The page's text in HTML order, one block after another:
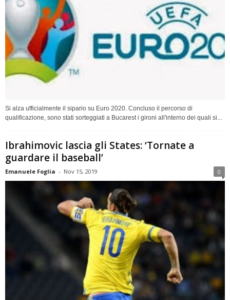
Si alza ufficialmente il sipario su Euro 2020. Concluso il percorso di
qualificazione, sono stati sorteggiati a Bucarest i gironi all'interno dei quali si...
Ibrahimovic lascia gli States: ‘Tornate a
guardare il baseball’
Emanuele Foglia - Nov 15, 2019 0